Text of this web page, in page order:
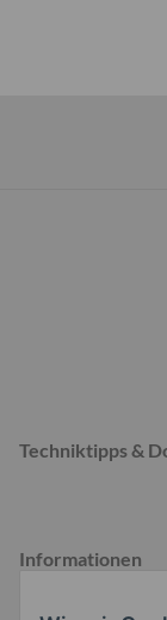
Techniktipps &
Informationen